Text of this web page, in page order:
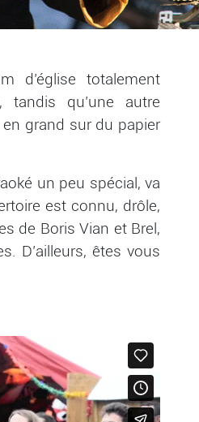
d’église totalement
tandis qu’une autre
grand sur du papier
un peu spécial, va
est connu, drôle,
de Boris Vian et Brel,
D’ailleurs, êtes vous